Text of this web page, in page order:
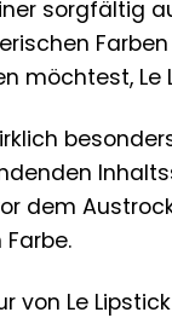
sorgfältig
möchtest,
dem
von Le